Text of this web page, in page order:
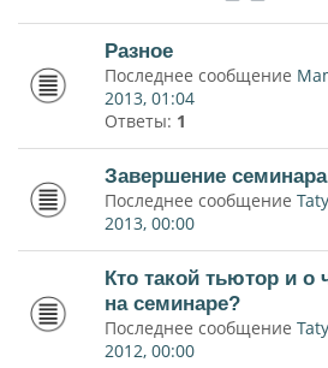
Разное
Последнее сообщение
2013, 01:04
Ответы: 1
Завершение семинара
Последнее сообщение
2013, 00:00
Кто такой тьютор и о
на семинаре?
Последнее сообщение
2012, 00:00